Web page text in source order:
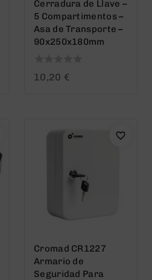
Cerradura de Llave –
5 Compartimentos –
Asa de Transporte –
90x250x180mm
010,20 €
Cromad CR1227
Armario de
Seguridad Para